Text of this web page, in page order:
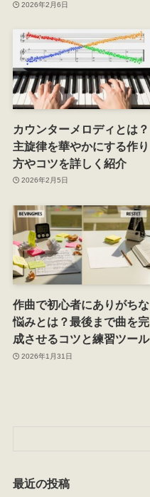
2026年2月6日
カウンターメロディとは？
主旋律を華やかにする作り
方やコツを詳しく紹介
2026年2月5日
作曲で初心者にありがちな
悩みとは？最後まで曲を完
成させるコツと練習ツール
2026年1月31日
最近の投稿